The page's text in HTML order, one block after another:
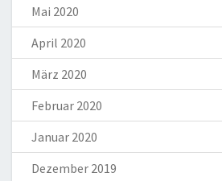
Mai 2020
April 2020
März 2020
Februar 2020
Januar 2020
Dezember 2019